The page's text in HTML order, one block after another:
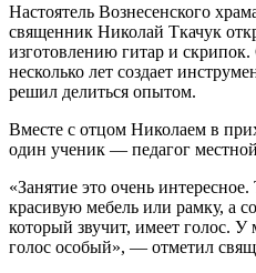
Настоятель Вознесенского
священник Николай Ткачук
изготовлению гитар и
несколько лет создает
решил делиться опытом.
Вместе с отцом Николаем в
один ученик — педагог
«Занятие это очень
красивую мебель или рамку, а
который звучит, имеет голос. У
голос особый», — отметил